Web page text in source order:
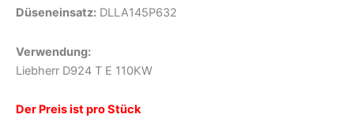
Düseneinsatz: DLLA145P632
Verwendung:
Liebherr D924 T E 110KW
Der Preis ist pro Stück